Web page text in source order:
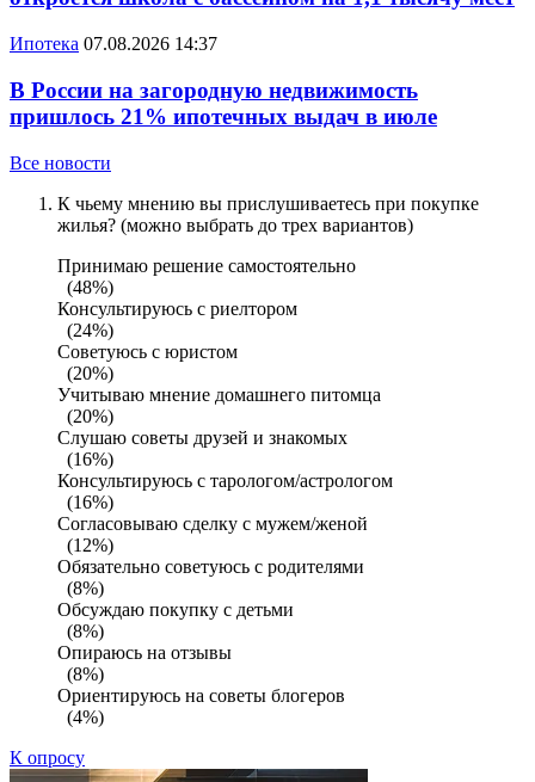
Ипотека 07.08.2026 14:37
В России на загородную недвижимость
пришлось 21% ипотечных выдач в июле
Все новости
К чьему мнению вы прислушиваетесь при покупке
жилья? (можно выбрать до трех вариантов)
Принимаю решение самостоятельно
(48%)
Консультируюсь с риелтором
(24%)
Советуюсь с юристом
(20%)
Учитываю мнение домашнего питомца
(20%)
Слушаю советы друзей и знакомых
(16%)
Консультируюсь с тарологом/астрологом
(16%)
Согласовываю сделку с мужем/женой
(12%)
Обязательно советуюсь с родителями
(8%)
Обсуждаю покупку с детьми
(8%)
Опираюсь на отзывы
(8%)
Ориентируюсь на советы блогеров
(4%)
К опросу